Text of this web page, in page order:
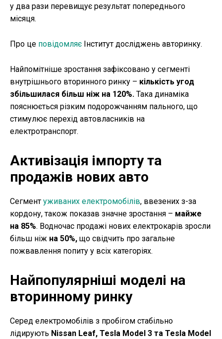
у два рази перевищує результат попереднього
місяця.
Про це повідомляє Інститут досліджень авторинку.
Найпомітніше зростання зафіксовано у сегменті
внутрішнього вторинного ринку – кількість угод
збільшилася більш ніж на 120%. Така динаміка
пояснюється різким подорожчанням пального, що
стимулює перехід автовласників на
електротранспорт.
Активізація імпорту та
продажів нових авто
Сегмент уживаних електромобілів, ввезених з-за
кордону, також показав значне зростання – майже
на 85%. Водночас продажі нових електрокарів зросли
більш ніж на 50%, що свідчить про загальне
пожвавлення попиту у всіх категоріях.
Найпопулярніші моделі на
вторинному ринку
Серед електромобілів з пробігом стабільно
лідирують Nissan Leaf, Tesla Model 3 та Tesla Model